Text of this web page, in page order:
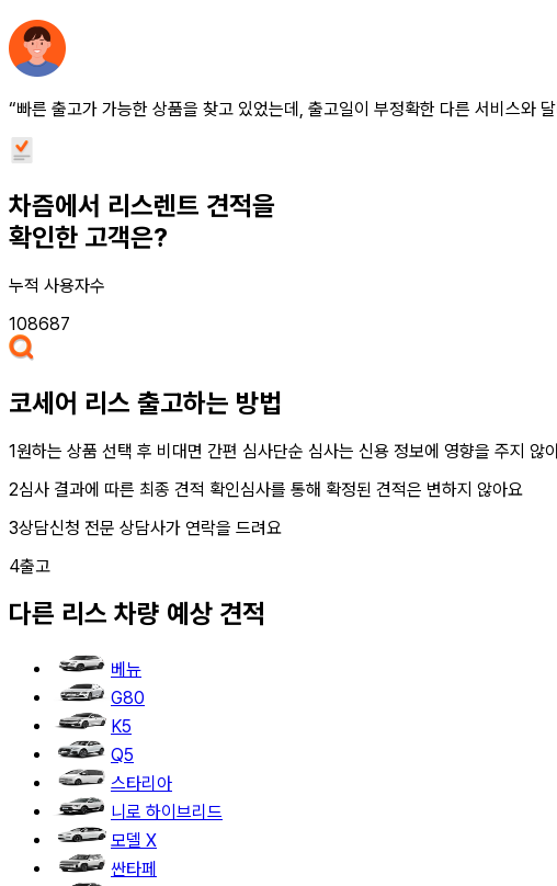
“빠른 출고가 가능한 상품을 찾고 있었는데, 출고일이 부정확한 다른 서비스와
차즘에서 리스렌트 견적을
확인한 고객은?
누적 사용자수
108687
코세어 리스 출고하는 방법
1원하는 상품 선택 후 비대면 간편 심사단순 심사는 신용 정보에 영향을 주지 않
2심사 결과에 따른 최종 견적 확인심사를 통해 확정된 견적은 변하지 않아요
3상담신청 전문 상담사가 연락을 드려요
4출고
다른 리스 차량 예상 견적
베뉴
G80
K5
Q5
스타리아
니로 하이브리드
모델 X
싼타페